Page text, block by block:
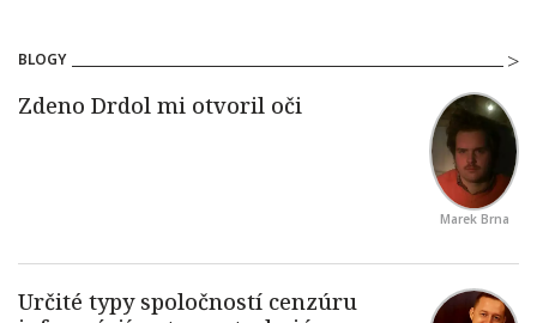
BLOGY
Marek Brna